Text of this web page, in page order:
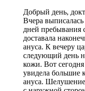
Добрый день,
Вчера
дней пребывания
доставала
ануса. К вечеру
следующий день
кожи. Вот
увидела большие
ануса. Шелушение